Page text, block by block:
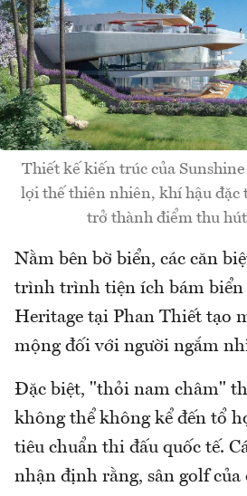
Thiết kế kiến trúc của
lợi thế thiên nhiên, khí hậu đặc
trở thành điểm thu
Nằm bên bờ biển, các căn
trình trình tiện ích bám biển
Heritage tại Phan Thiết tạo
mộng đối với người ngắm
Đặc biệt, "thỏi nam châm"
không thể không kể đến tổ
tiêu chuẩn thi đấu quốc tế.
nhận định rằng, sân golf của